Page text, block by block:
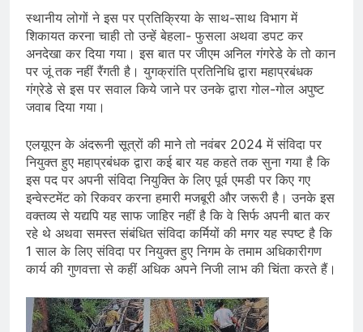
स्थानीय लोगों ने इस पर प्रतिक्रिया के साथ-साथ विभाग में
शिकायत करना चाही तो उन्हें बेहला- फुसला अथवा डपट कर
अनदेखा कर दिया गया। इस बात पर जीएम अनिल गंगरेडे के तो कान
पर जूं तक नहीं रैंगती है। युगक्रांति प्रतिनिधि द्वारा महाप्रबंधक
गंग्रेडे से इस पर सवाल किये जाने पर उनके द्वारा गोल-गोल अपुष्ट
जवाब दिया गया।
एलयूएन के अंदरूनी सूत्रों की माने तो नवंबर 2024 में संविदा पर
नियुक्त हुए महाप्रबंधक द्वारा कई बार यह कहते तक सुना गया है कि
इस पद पर अपनी संविदा नियुक्ति के लिए पूर्व एमडी पर किए गए
इन्वेस्टमेंट को रिकवर करना हमारी मजबूरी और जरूरी है। उनके इस
वक्तव्य से यद्यपि यह साफ जाहिर नहीं है कि वे सिर्फ अपनी बात कर
रहे थे अथवा समस्त संबंधित संविदा कर्मियों की मगर यह स्पष्ट है कि
1 साल के लिए संविदा पर नियुक्त हुए निगम के तमाम अधिकारीगण
कार्य की गुणवत्ता से कहीं अधिक अपने निजी लाभ की चिंता करते हैं।